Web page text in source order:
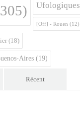
Ufologiques
[Off] - Rouen (12)
(18)
Aires (19)
Récent